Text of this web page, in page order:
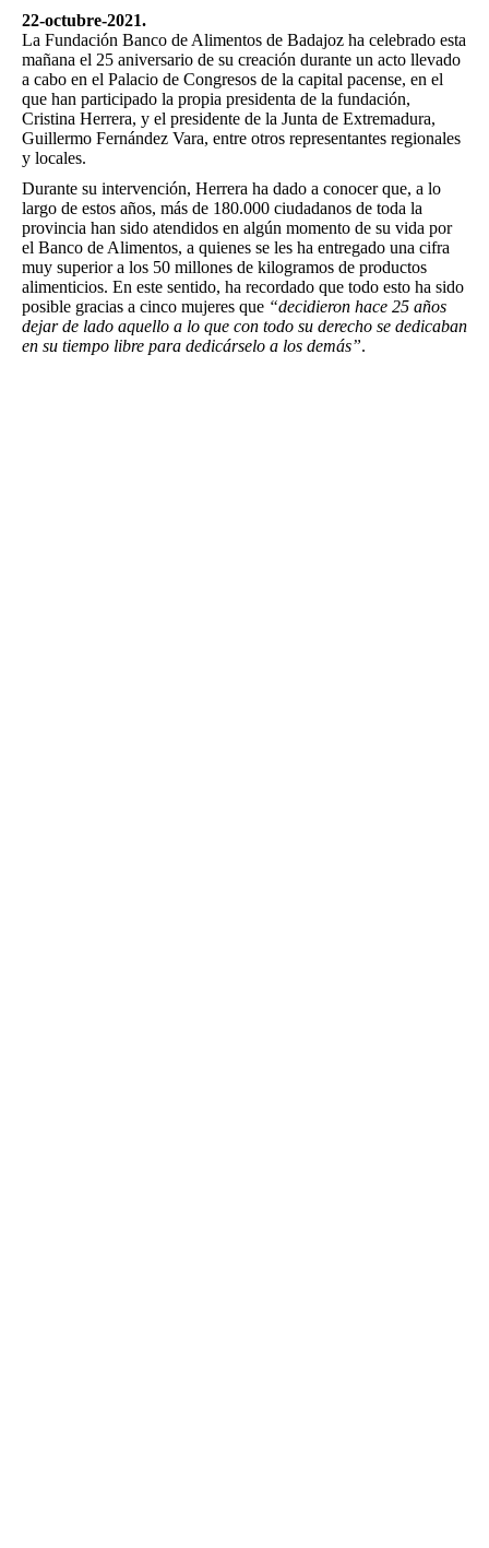
22-octubre-2021.
La Fundación Banco de Alimentos de Badajoz ha celebrado esta
mañana el 25 aniversario de su creación durante un acto llevado
a cabo en el Palacio de Congresos de la capital pacense, en el
que han participado la propia presidenta de la fundación,
Cristina Herrera, y el presidente de la Junta de Extremadura,
Guillermo Fernández Vara, entre otros representantes regionales
y locales.
Durante su intervención, Herrera ha dado a conocer que, a lo
largo de estos años, más de 180.000 ciudadanos de toda la
provincia han sido atendidos en algún momento de su vida por
el Banco de Alimentos, a quienes se les ha entregado una cifra
muy superior a los 50 millones de kilogramos de productos
alimenticios. En este sentido, ha recordado que todo esto ha sido
posible gracias a cinco mujeres que “decidieron hace 25 años
dejar de lado aquello a lo que con todo su derecho se dedicaban
en su tiempo libre para dedicárselo a los demás”.